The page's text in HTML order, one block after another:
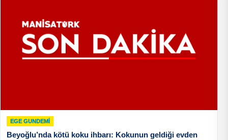
EGE GUNDEMİ
Beyoğlu’nda kötü koku ihbarı: Kokunun geldiği evden